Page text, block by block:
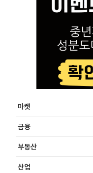
마켓
금융
부동산
산업